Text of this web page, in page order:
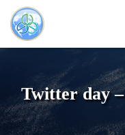
Twitter day –